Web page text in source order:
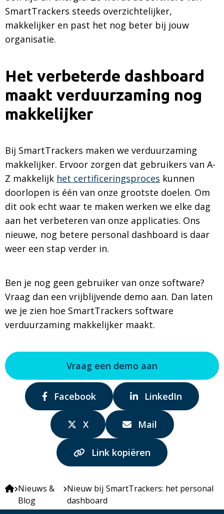
SmartTrackers steeds overzichtelijker,
makkelijker en past het nog beter bij jouw
organisatie.
Het verbeterde dashboard
maakt verduurzaming nog
makkelijker
Bij SmartTrackers maken we verduurzaming
makkelijker. Ervoor zorgen dat gebruikers van A-
Z makkelijk het certificeringsproces kunnen
doorlopen is één van onze grootste doelen. Om
dit ook echt waar te maken werken we elke dag
aan het verbeteren van onze applicaties. Ons
nieuwe, nog betere personal dashboard is daar
weer een stap verder in.
Ben je nog geen gebruiker van onze software?
Vraag dan een vrijblijvende demo aan. Dan laten
we je zien hoe SmartTrackers software
verduurzaming makkelijker maakt.
Vraag een demo aan
Delen
via:
Facebook
Delen
LinkedIn
Delen
via:
X
Delen
Mail
Link kopiëren
Nieuws &
Blog
Nieuw bij SmartTrackers: het personal
dashboard